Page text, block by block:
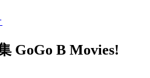
GoGo B Movies!